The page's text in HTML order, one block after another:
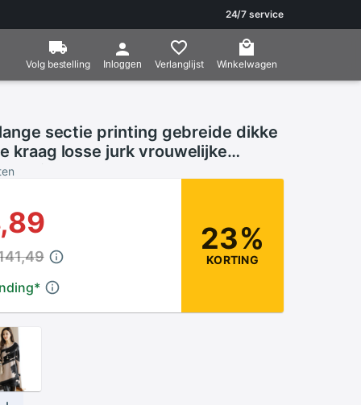
24/7 service
Volg bestelling Inloggen Verlanglijst Winkelwagen
sectie printing gebreide dikke
kraag losse jurk vrouwelijke
LU429
*
23%
KORTING